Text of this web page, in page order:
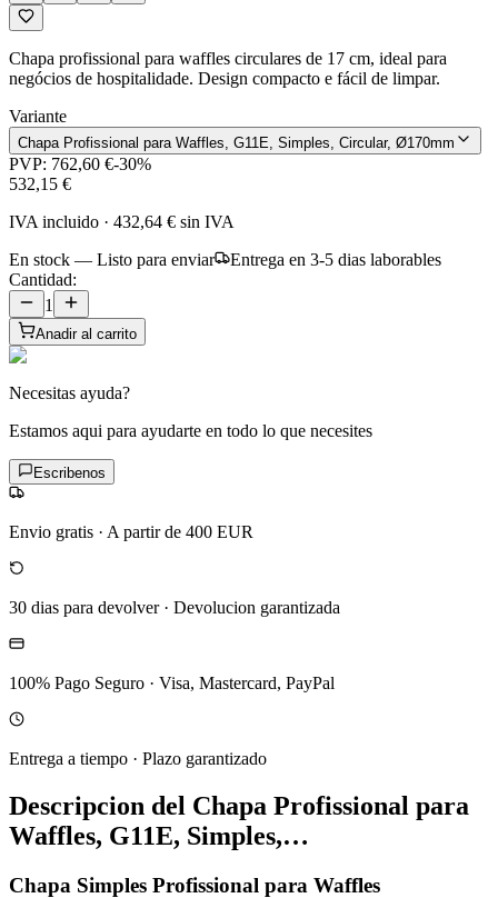
Chapa profissional para waffles circulares de 17 cm, ideal para
negócios de hospitalidade. Design compacto e fácil de limpar.
Variante
Chapa Profissional para Waffles, G11E, Simples, Circular, Ø170mm
PVP: 762,60 €-30%
532,15 €
IVA incluido · 432,64 € sin IVA
En stock — Listo para enviar
Entrega en 3-5 dias laborables
Cantidad:
1
Anadir al carrito
Necesitas ayuda?
Estamos aqui para ayudarte en todo lo que necesites
Escribenos
Envio gratis · A partir de 400 EUR
30 dias para devolver· Devolucion garantizada
100% Pago Seguro · Visa, Mastercard, PayPal
Entrega a tiempo · Plazo garantizado
Descripcion del Chapa Profissional para
Waffles, G11E, Simples,…
Chapa Simples Profissional para Waffles